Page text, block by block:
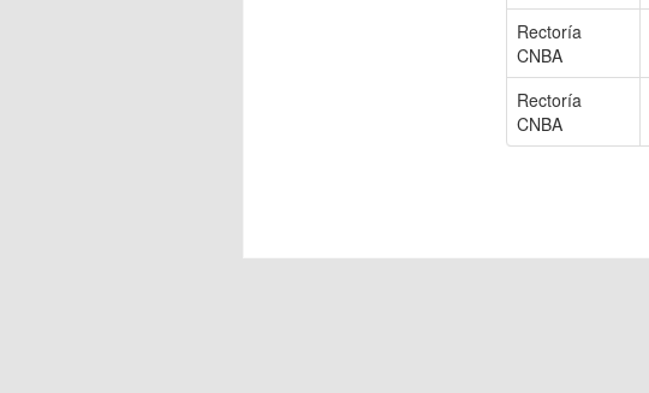
Rectoría
CNBA
Rectoría
CNBA